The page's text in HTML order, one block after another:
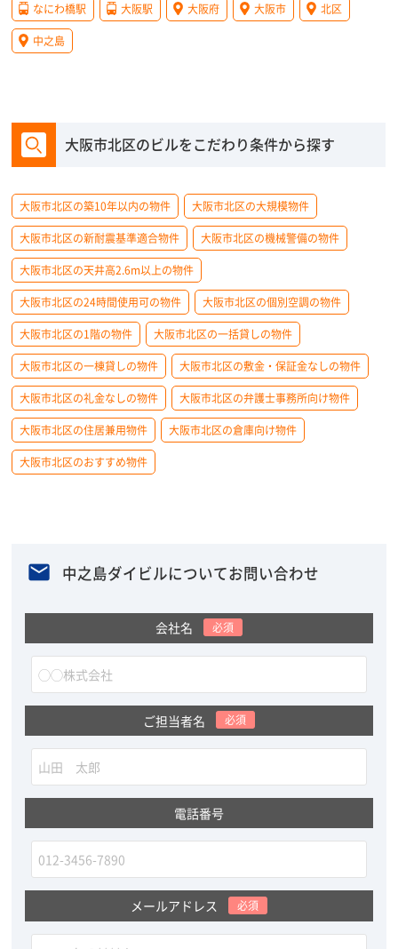
なにわ橋駅 大阪駅 大阪府 大阪市 北区
中之島
大阪市北区のビルをこだわり条件から探す
大阪市北区の築10年以内の物件 大阪市北区の大規模物件
大阪市北区の新耐震基準適合物件 大阪市北区の機械警備の物件
大阪市北区の天井高2.6m以上の物件
大阪市北区の24時間使用可の物件 大阪市北区の個別空調の物件
大阪市北区の1階の物件 大阪市北区の一括貸しの物件
大阪市北区の一棟貸しの物件 大阪市北区の敷金・保証金なしの物件
大阪市北区の礼金なしの物件 大阪市北区の弁護士事務所向け物件
大阪市北区の住居兼用物件 大阪市北区の倉庫向け物件
大阪市北区のおすすめ物件
中之島ダイビルについてお問い合わせ
会社名 必須
ご担当者名 必須
電話番号
メールアドレス 必須